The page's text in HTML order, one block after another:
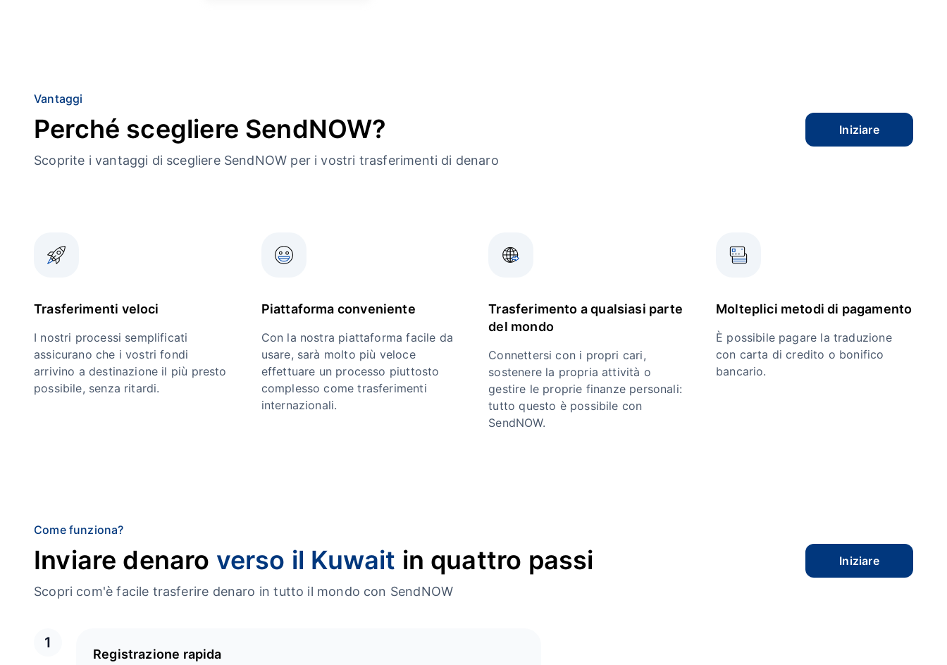
Vantaggi
Perché scegliere SendNOW?
Scoprite i vantaggi di scegliere SendNOW per i vostri trasferimenti di denaro
Iniziare
Trasferimenti veloci
I nostri processi semplificati
assicurano che i vostri fondi
arrivino a destinazione il più presto
possibile, senza ritardi.
Piattaforma conveniente
Con la nostra piattaforma facile da
usare, sarà molto più veloce
effettuare un processo piuttosto
complesso come trasferimenti
internazionali.
Trasferimento a qualsiasi parte
del mondo
Connettersi con i propri cari,
sostenere la propria attività o
gestire le proprie finanze personali:
tutto questo è possibile con
SendNOW.
Molteplici metodi di pagamento
È possibile pagare la traduzione
con carta di credito o bonifico
bancario.
Come funziona?
Inviare denaro verso il Kuwait in quattro passi
Scopri com'è facile trasferire denaro in tutto il mondo con SendNOW
Iniziare
1
Registrazione rapida